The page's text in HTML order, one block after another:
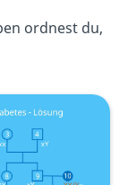
ordnest du,